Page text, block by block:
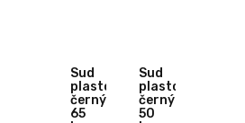
Sud
plastový
černý
65
Sud
plastový
černý
50